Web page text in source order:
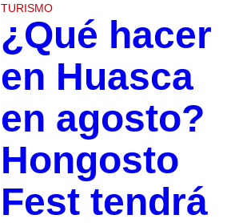
TURISMO
¿Qué hacer
en Huasca
en agosto?
Hongosto
Fest tendrá